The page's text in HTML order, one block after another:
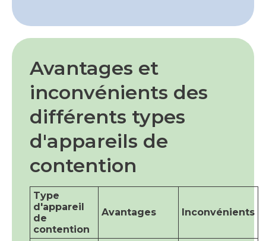
Avantages et
inconvénients des
différents types
d'appareils de
contention
Type
d'appareil
de
contention
Avantages Inconvénients